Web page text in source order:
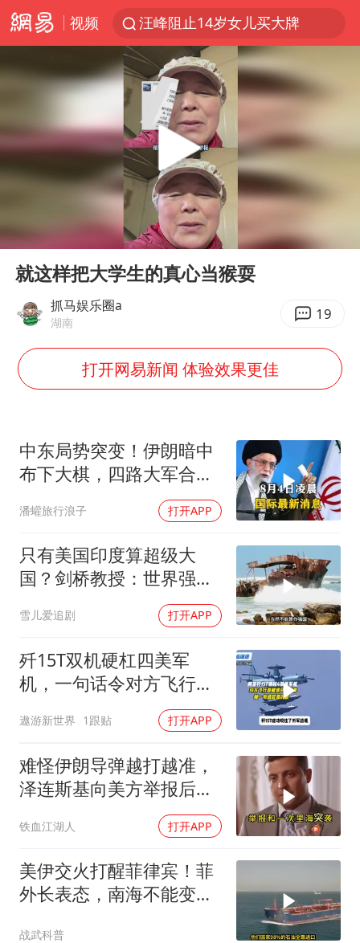
视频
汪峰阻止14岁女儿买大牌
泰国校园枪击案死亡人数升至7人
女孩摆摊卖菌子时收到北大通知书
改名后的“青海拉面”店
男子杀人后逃进深山21年活得像野人
立秋的仪式感
A股收盘：三大指数均涨超1%
朱雨玲晋级WTT横滨冠军赛女单八强
如何把百年大党建设得更加坚强有力？
Play
就这样把大学生的真心当猴耍
抓马娱乐圈a
湖南 19
打开网易新闻 体验效果更佳
中东局势突变！伊朗暗中
布下大棋，四路大军合
围，特朗普面临死局
潘蠸旅行浪子 打开APP
只有美国印度算超级大
国？剑桥教授：世界强国
只有4个，没有印度
雪儿爱追剧 打开APP
歼15T双机硬杠四美军
机，一句话令对方飞行员
遨游新世界 1跟贴 打开APP
难怪伊朗导弹越打越准，
泽连斯基向美方举报后，
铁血江湖人 打开APP
美伊交火打醒菲律宾！菲
外长表态，南海不能变成
战武科普